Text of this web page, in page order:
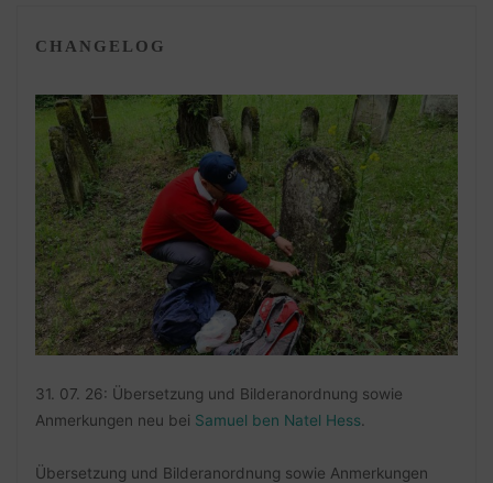
CHANGELOG
31. 07. 26: Übersetzung und Bilderanordnung sowie
Anmerkungen neu bei Samuel ben Natel Hess
Übersetzung und Bilderanordnung sowie Anmerkungen